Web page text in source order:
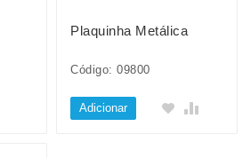
Plaquinha Metálica
Código: 09800
Adicionar